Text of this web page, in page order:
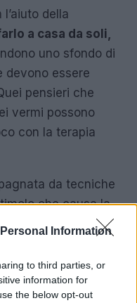
Information
to third parties, or
information for
the below opt-out
della
a casa da soli,
uno sfondo di
devono essere
pensieri che
vermi possono
con la terapia
da tecniche
che causa la
anche il
sempre consigliate